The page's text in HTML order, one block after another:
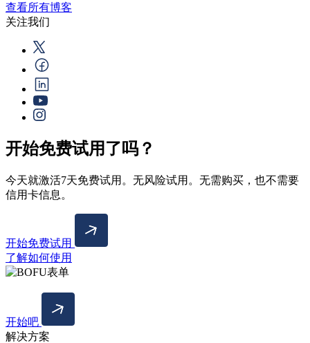
查看所有博客
关注我们
开始免费试用了吗？
今天就激活7天免费试用。无风险试用。无需购买，也不需要
信用卡信息。
开始免费试用
了解如何使用
开始吧
解决方案